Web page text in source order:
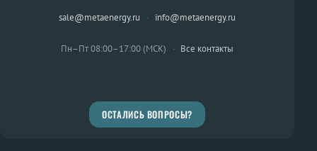
sale@metaenergy.ru · info@metaenergy.ru
Пн–Пт 08:00–17:00 (МСК) · Все контакты
ОСТАЛИСЬ ВОПРОСЫ?